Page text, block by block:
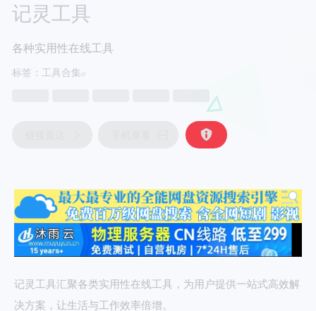
记灵工具
各种实用性在线工具
标签： 工具合集
记灵工具汇聚各类实用性在线工具，为用户提供一站式高效解
决方案，让生活与工作效率倍增。